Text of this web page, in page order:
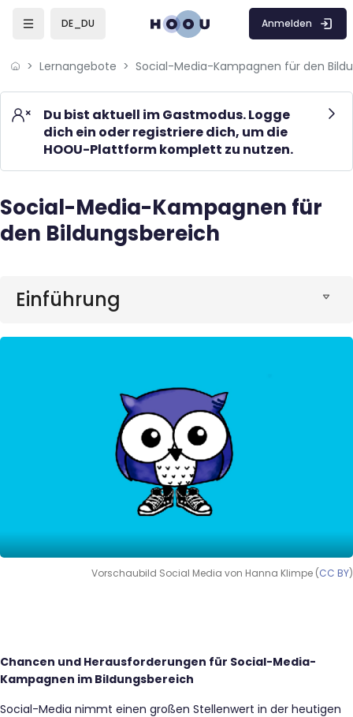
Skip to sidebar navigation menu
Skip to mobile navigation menu
DE_DU Anmelden
Lernangebote
Du bist aktuell im Gastmodus. Logge
dich ein oder registriere dich, um die
HOOU-Plattform komplett zu nutzen.
Blöcke
Social-Media-Kampagnen für
den Bildungsbereich
Blöcke
Einführung
Vorschaubild Social Media von Hanna Klimpe (CC BY)
Chancen und Herausforderungen für Social-Media-
Kampagnen im Bildungsbereich
Social-Media nimmt einen großen Stellenwert in der heutigen